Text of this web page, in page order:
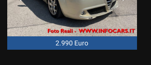
2.990 Euro